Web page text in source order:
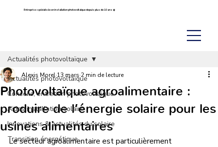
Entreprise spécialisée en installation photovoltaïque depuis plus de 10 ans ☀️
Actualités photovoltaïque
Conseils, entretien photovoltaïque
Aides installation solaire
Innovations & actualités du solaire
Transition énergétique
Actualités photovoltaïque
Photovoltaïque agroalimentaire :
produire de l’énergie solaire pour les
usines alimentaires
Alexis Morel 13 mars 2 min de lecture
Le secteur agroalimentaire est particulièrement